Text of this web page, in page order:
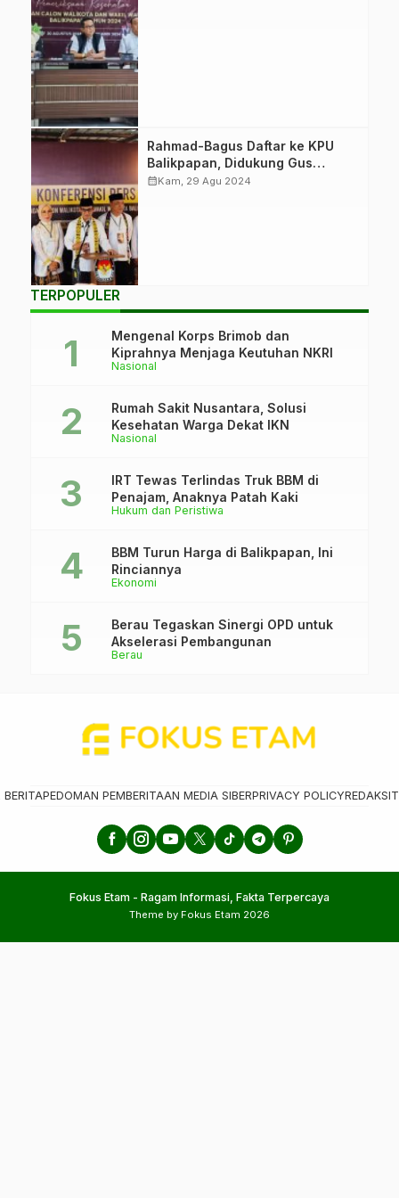
menjalani
pemeriksaan
kesehatan di
RSKD Balikpapan.
(Foto:
FokusEtam.com)
Rahmad Mas'ud-
memberikan
keterangan usai
mendaftar di KPU
Kota Balikpapan.
(Foto:
FokusEtam.com)
Rahmad-Bagus Daftar ke KPU
Balikpapan, Didukung Gus
Muwafiq
calendar_monthKam, 29 Agu 2024
TERPOPULER
Nasional
Mengenal Korps Brimob dan
Kiprahnya Menjaga Keutuhan NKRI
Nasional
Rumah Sakit Nusantara, Solusi
Kesehatan Warga Dekat IKN
Hukum dan Peristiwa
IRT Tewas Terlindas Truk BBM di
Penajam, Anaknya Patah Kaki
Ekonomi
BBM Turun Harga di Balikpapan, Ini
Rinciannya
Berau
Berau Tegaskan Sinergi OPD untuk
Akselerasi Pembangunan
BERITAPEDOMAN PEMBERITAAN MEDIA SIBERPRIVACY POLICYREDAKSI
Fokus Etam - Ragam Informasi, Fakta Terpercaya
Theme by Fokus Etam 2026